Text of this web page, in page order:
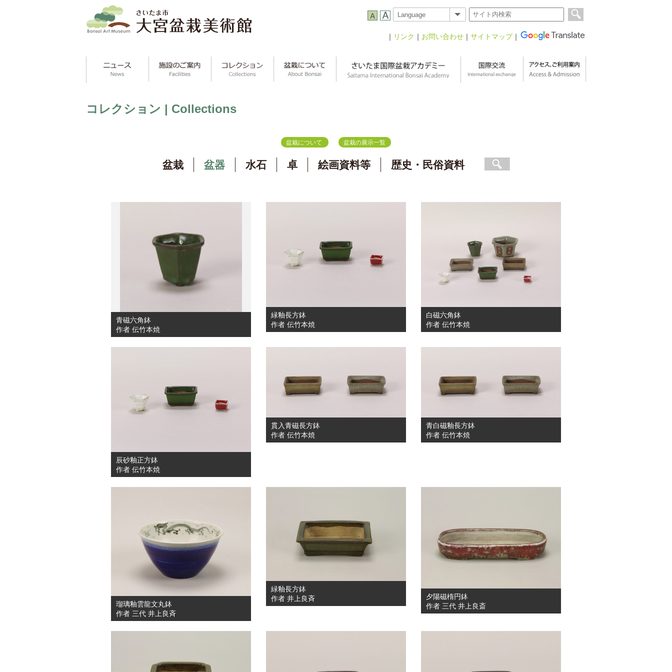
｜ リンク ｜ お問い合わせ ｜ サイトマップ｜
コレクション | Collections
盆栽について 盆栽の展示一覧
盆栽 盆器 水石 卓 絵画資料等 歴史・民俗資料
青磁六角鉢
作者 伝竹本焼
緑釉長方鉢
作者 伝竹本焼
白磁六角鉢
作者 伝竹本焼
辰砂釉正方鉢
作者 伝竹本焼
貫入青磁長方鉢
作者 伝竹本焼
青白磁釉長方鉢
作者 伝竹本焼
瑠璃釉雲龍文丸鉢
作者 三代 井上良斉
緑釉長方鉢
作者 井上良斉
夕陽磁楕円鉢
作者 三代 井上良斎